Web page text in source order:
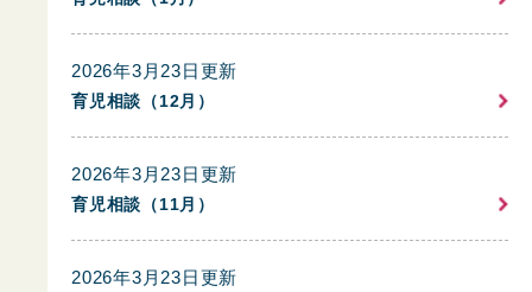
2026年3月23日更新
育児相談（12月）
2026年3月23日更新
育児相談（11月）
2026年3月23日更新